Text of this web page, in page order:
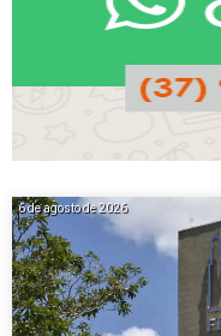
6 de agosto de 2026